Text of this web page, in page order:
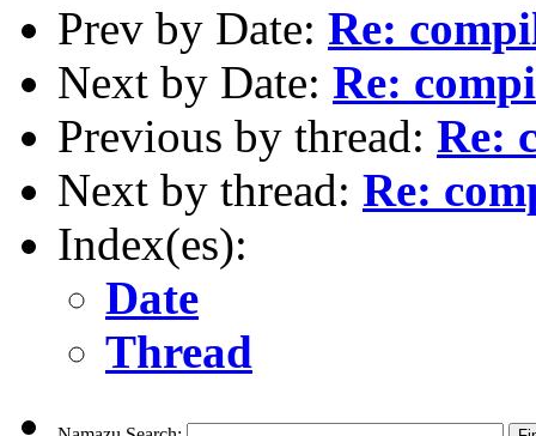
Prev by Date: Re:
Next by Date: Re:
Previous by thread: Re:
Next by thread: Re:
Index(es):
Date
Thread